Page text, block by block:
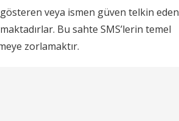
veya ismen güven telkin eden
Bu sahte SMS’lerin temel
zorlamaktır.